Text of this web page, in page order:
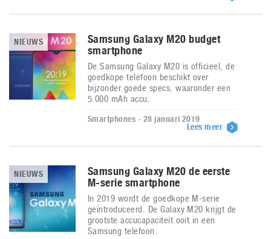
NIEUWS
Samsung Galaxy M20 budget
smartphone
De Samsung Galaxy M20 is officieel, de
goedkope telefoon beschikt over
bijzonder goede specs, waaronder een
5.000 mAh accu.
Smartphones - 28 januari 2019
Lees meer
NIEUWS
Samsung Galaxy M20 de eerste
M-serie smartphone
In 2019 wordt de goedkope M-serie
geïntroduceerd. De Galaxy M20 krijgt de
grootste accucapaciteit ooit in een
Samsung telefoon.